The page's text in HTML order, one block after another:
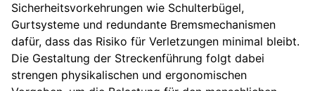
Sicherheitsvorkehrungen wie Schulterbügel,
Gurtsysteme und redundante Bremsmechanismen
dafür, dass das Risiko für Verletzungen minimal bleibt.
Die Gestaltung der Streckenführung folgt dabei
strengen physikalischen und ergonomischen